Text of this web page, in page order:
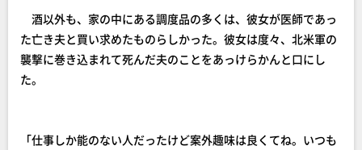
酒以外も、家の中にある調度品の多くは、彼女が医師であっ
た亡き夫と買い求めたものらしかった。彼女は度々、北米軍の
襲撃に巻き込まれて死んだ夫のことをあっけらかんと口にし
た。
「仕事しか能のない人だったけど案外趣味は良くてね。いつも